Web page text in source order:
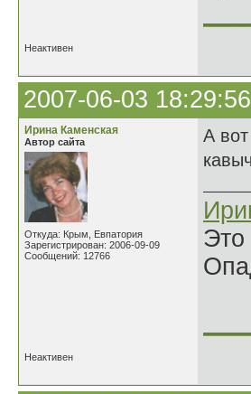
Неактивен
2007-06-03 18:29:56
Ирина Каменская
Автор сайта
Откуда: Крым, Евпатория
Зарегистрирован: 2006-09-09
Сообщений: 12766
А
Неактивен